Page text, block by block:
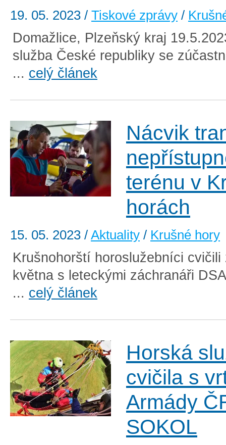
19. 05. 2023 / Tiskové zprávy /
Domažlice, Plzeňský kraj
služba České republiky se
... celý článek
Nácvik
terénu v
horách
15. 05. 2023 / Aktuality / Krušné hory
Krušnohorští horoslužebníci cvičili
května s leteckými záchranáři
... celý článek
Horská
cvičila s
Armády
SOKOL